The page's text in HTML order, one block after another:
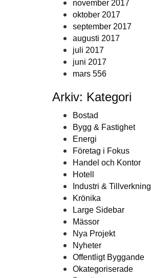
november 2017
oktober 2017
september 2017
augusti 2017
juli 2017
juni 2017
mars 556
Arkiv: Kategori
Bostad
Bygg & Fastighet
Energi
Företag i Fokus
Handel och Kontor
Hotell
Industri & Tillverkning
Krönika
Large Sidebar
Mässor
Nya Projekt
Nyheter
Offentligt Byggande
Okategoriserade